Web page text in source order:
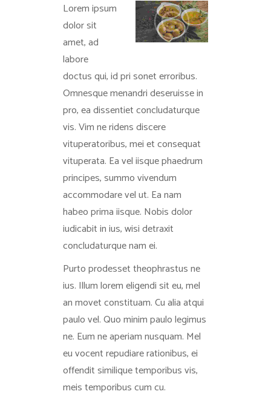
Lorem ipsum
dolor sit
amet, ad
labore
doctus qui, id pri sonet erroribus.
Omnesque menandri deseruisse in
pro, ea dissentiet concludaturque
vis. Vim ne ridens discere
vituperatoribus, mei et consequat
vituperata. Ea vel iisque phaedrum
principes, summo vivendum
accommodare vel ut. Ea nam
habeo prima iisque. Nobis dolor
iudicabit in ius, wisi detraxit
concludaturque nam ei.
Purto prodesset theophrastus ne
ius. Illum lorem eligendi sit eu, mel
an movet constituam. Cu alia atqui
paulo vel. Quo minim paulo legimus
ne. Eum ne aperiam nusquam. Mel
eu vocent repudiare rationibus, ei
offendit similique temporibus vis,
meis temporibus cum cu.